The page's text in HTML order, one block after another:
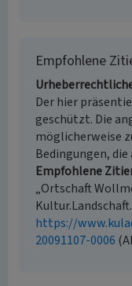
Empfohlene
Der hier
geschützt. Die
möglicherweise
Bedingungen, die
Empfohlene
„Ortschaft
https://
20091107-0006